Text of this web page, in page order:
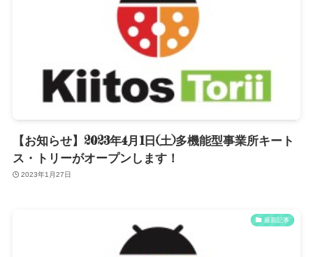
【お知らせ】2023年4月1日(土)多機能型事業所キート
ス・トリーがオープンします！
2023年1月27日
最新記事